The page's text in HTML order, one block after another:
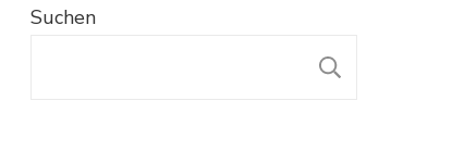
Suchen